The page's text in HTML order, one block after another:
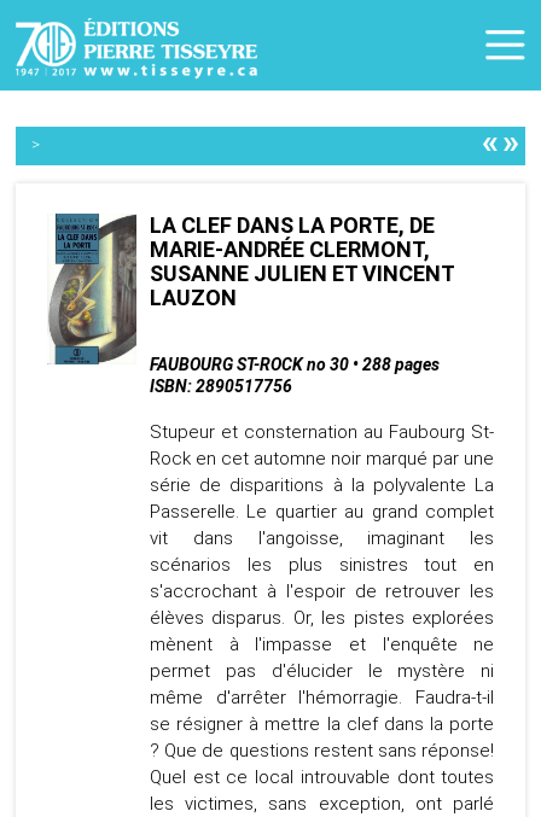
> «»
LA CLEF DANS LA PORTE, DE
MARIE-ANDRÉE CLERMONT,
SUSANNE JULIEN ET VINCENT
LAUZON
FAUBOURG ST-ROCK no 30 • 288 pages
ISBN: 2890517756
Stupeur et consternation au Faubourg St-
Rock en cet automne noir marqué par une
série de disparitions à la polyvalente La
Passerelle. Le quartier au grand complet
vit dans l'angoisse, imaginant les
scénarios les plus sinistres tout en
s'accrochant à l'espoir de retrouver les
élèves disparus. Or, les pistes explorées
mènent à l'impasse et l'enquête ne
permet pas d'élucider le mystère ni
même d'arrêter l'hémorragie. Faudra-t-il
se résigner à mettre la clef dans la porte
? Que de questions restent sans réponse!
Quel est ce local introuvable dont toutes
les victimes, sans exception, ont parlé